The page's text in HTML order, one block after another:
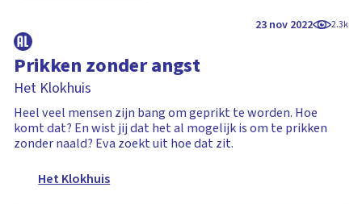
23 nov 2022 2.3k
Prikken zonder angst
Het Klokhuis
Heel veel mensen zijn bang om geprikt te worden. Hoe
komt dat? En wist jij dat het al mogelijk is om te prikken
zonder naald? Eva zoekt uit hoe dat zit.
Het Klokhuis